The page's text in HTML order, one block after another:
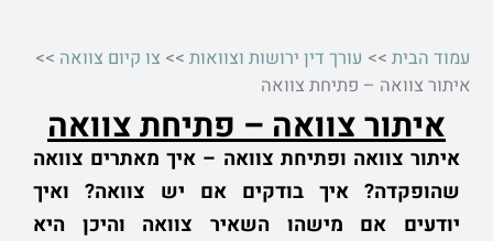
עמוד הבית >> עורך דין ירושות וצוואות >> צו קיום צוואה >>
איתור צוואה – פתיחת צוואה
איתור צוואה – פתיחת צוואה
איתור צוואה ופתיחת צוואה – איך מאתרים צוואה
שהופקדה? איך בודקים אם יש צוואה? ואיך
יודעים אם מישהו השאיר צוואה והיכן היא